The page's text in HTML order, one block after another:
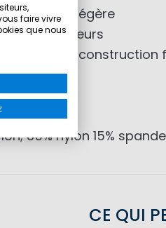
isolation légère
des odeurs
à une construction
85% nylon 15%
CE QUI
faire vivre
que nous